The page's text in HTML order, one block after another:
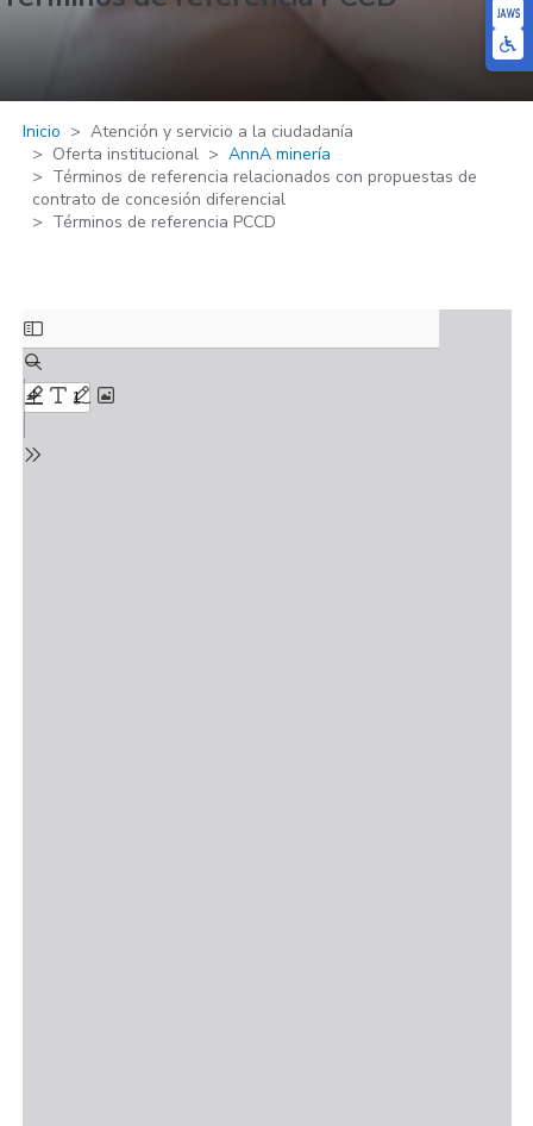
Inicio
Atención y servicio a la ciudadanía
Oferta institucional
AnnA minería
Términos de referencia relacionados con propuestas de
contrato de concesión diferencial
Términos de referencia PCCD